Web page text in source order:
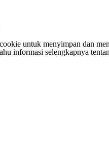
untuk menyimpan dan
informasi selengkapnya